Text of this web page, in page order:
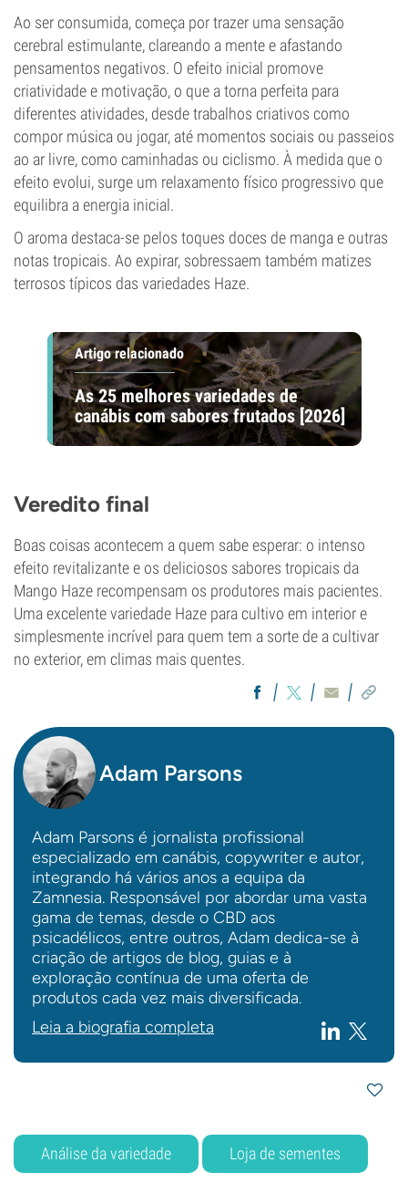
Ao ser consumida, começa por trazer uma sensação
cerebral estimulante, clareando a mente e afastando
pensamentos negativos. O efeito inicial promove
criatividade e motivação, o que a torna perfeita para
diferentes atividades, desde trabalhos criativos como
compor música ou jogar, até momentos sociais ou passeios
ao ar livre, como caminhadas ou ciclismo. À medida que o
efeito evolui, surge um relaxamento físico progressivo que
equilibra a energia inicial.
O aroma destaca-se pelos toques doces de manga e outras
notas tropicais. Ao expirar, sobressaem também matizes
terrosos típicos das variedades Haze.
Artigo relacionado
As 25 melhores variedades de
canábis com sabores frutados [2026]
Veredito final
Boas coisas acontecem a quem sabe esperar: o intenso
efeito revitalizante e os deliciosos sabores tropicais da
Mango Haze recompensam os produtores mais pacientes.
Uma excelente variedade Haze para cultivo em interior e
simplesmente incrível para quem tem a sorte de a cultivar
no exterior, em climas mais quentes.
Adam Parsons
Adam Parsons é jornalista profissional
especializado em canábis, copywriter e autor,
integrando há vários anos a equipa da
Zamnesia. Responsável por abordar uma vasta
gama de temas, desde o CBD aos
psicadélicos, entre outros, Adam dedica-se à
criação de artigos de blog, guias e à
exploração contínua de uma oferta de
produtos cada vez mais diversificada.
Leia a biografia completa
Análise da variedade Loja de sementes